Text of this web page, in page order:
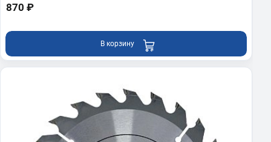
870 ₽
В корзину